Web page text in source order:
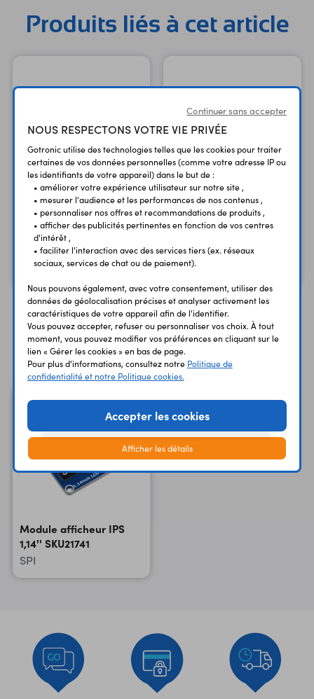
Produits liés à cet article
Arduino Uno R3
A000066
23,90 € TTC
19,92 € HT Code : 25950
Carte Raspberry Pi Pico
SC0915
5,45 € TTC
4,54 €
Vous avez déja consulté
Module afficheur IPS
1,14'' SKU21741
SPI
Continuer sans accepter
NOUS RESPECTONS VOTRE VIE PRIVÉE
Gotronic utilise des technologies telles que les cookies pour traiter
certaines de vos données personnelles (comme votre adresse IP ou
les identifiants de votre appareil) dans le but de :
• améliorer votre expérience utilisateur sur notre site ,
• mesurer l'audience et les performances de nos contenus ,
• personnaliser nos offres et recommandations de produits ,
• afficher des publicités pertinentes en fonction de vos centres
d'intérêt ,
• faciliter l'interaction avec des services tiers (ex. réseaux
sociaux, services de chat ou de paiement).
Nous pouvons également, avec votre consentement, utiliser des
données de géolocalisation précises et analyser activement les
caractéristiques de votre appareil afin de l'identifier.
Vous pouvez accepter, refuser ou personnaliser vos choix. À tout
moment, vous pouvez modifier vos préférences en cliquant sur le
lien « Gérer les cookies » en bas de page.
Pour plus d'informations, consultez notre Politique de
confidentialité et notre Politique cookies.
Accepter les cookies
Afficher les détails